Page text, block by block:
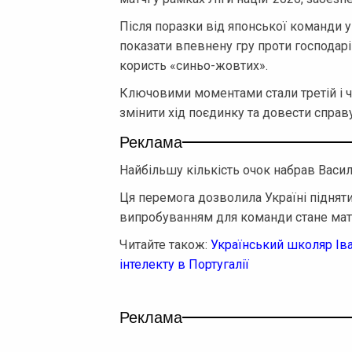
Після поразки від японської команди
показати впевнену гру проти
користь «синьо-жовтих».
Ключовими моментами стали третій і
змінити хід поєдинку та довести
Реклама
Найбільшу кількість очок набрав
Ця перемога дозволила Україні
випробуванням для команди стане
Читайте також: Український школяр
інтелекту в Португалії
Реклама